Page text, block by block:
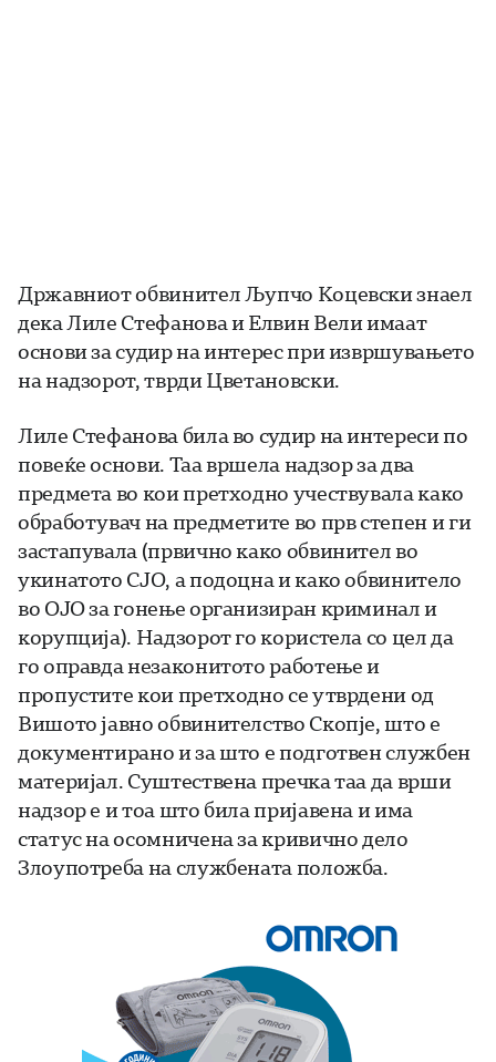
Државниот обвинител Љупчо Коцевски знаел
дека Лиле Стефанова и Елвин Вели имаат
основи за судир на интерес при извршувањето
на надзорот, тврди Цветановски.
Лиле Стефанова била во судир на интереси по
повеќе основи. Таа вршела надзор за два
предмета во кои претходно учествувала како
обработувач на предметите во прв степен и ги
застапувала (првично како обвинител во
укинатото СЈО, а подоцна и како обвинитело
во ОЈО за гонење организиран криминал и
корупција). Надзорот го користела со цел да
го оправда незаконитото работење и
пропустите кои претходно се утврдени од
Вишото јавно обвинителство Скопје, што е
документирано и за што е подготвен службен
материјал. Суштествена пречка таа да врши
надзор е и тоа што била пријавена и има
статус на осомничена за кривично дело
Злоупотреба на службената положба.